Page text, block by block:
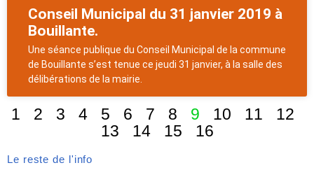
Conseil Municipal du 31 janvier 2019 à
Bouillante.
Une séance publique du Conseil Municipal de la commune
de Bouillante s’est tenue ce jeudi 31 janvier, à la salle des
délibérations de la mairie.
1 2 3 4 5 6 7 8 9 10 11
12
13
14 15 16
Le reste de l'info